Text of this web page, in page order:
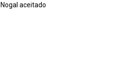
Nogal aceitado